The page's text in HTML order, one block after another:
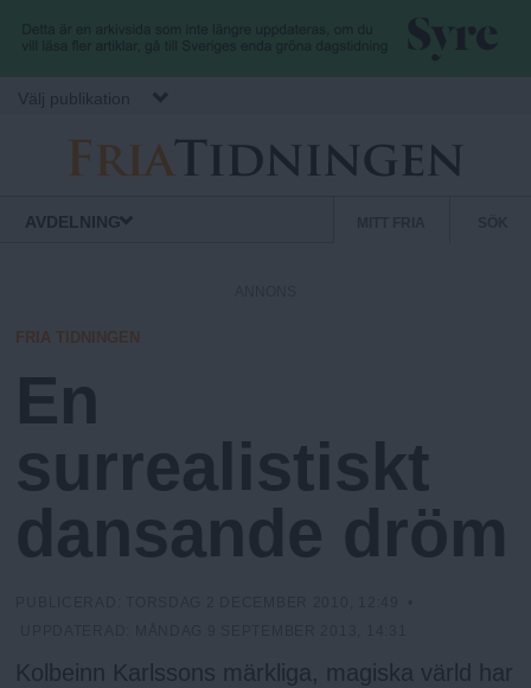
Hoppa till huvudinnehåll
Välj publikation
F
i
a
N
AVDELNING
r
m
e
n
FRIA TIDNINGEN
En
surrealistiskt
dansande dröm
Kolbeinn Karlssons märkliga, magiska värld har